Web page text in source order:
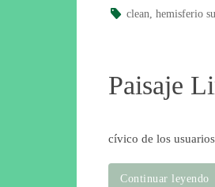
clean,hemisferio
Paisaje
cívico de los
Continuar leyendo